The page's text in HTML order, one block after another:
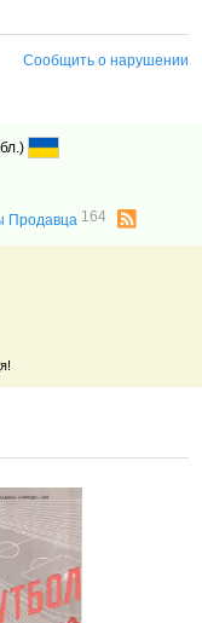
Сообщить о нарушении
Продавца 164